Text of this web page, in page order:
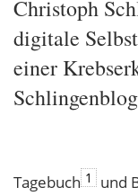
Christoph
digitale
einer
Schlingenblog
Tagebuch 1
und